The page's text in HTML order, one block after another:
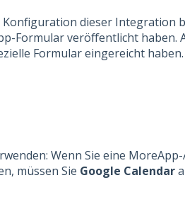
Konfiguration dieser Integration
Formular veröffentlicht haben.
Formular eingereicht haben.
Wenn Sie eine MoreApp-
müssen Sie Google Calendar